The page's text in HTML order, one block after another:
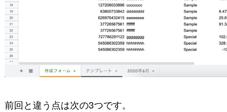
前回と違う点は次の3つです。